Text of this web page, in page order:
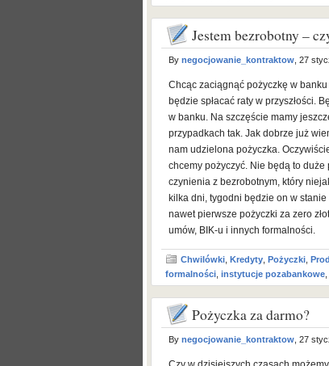
Jestem bezrobotny –
By negocjowanie_kontraktow , 27
Chcąc zaciągnąć pożyczkę w
będzie spłacać raty w przyszłości.
w banku. Na szczęście mamy
przypadkach tak. Jak dobrze już
nam udzielona pożyczka.
chcemy pożyczyć. Nie będą to
czynienia z bezrobotnym, który
kilka dni, tygodni będzie on w
nawet pierwsze pożyczki za zero
umów, BIK-u i innych formalności.
Chwilówki Kredyty Pożyczki
formalności instytucje pozabankowe
Pożyczka za darmo?
By negocjowanie_kontraktow , 27